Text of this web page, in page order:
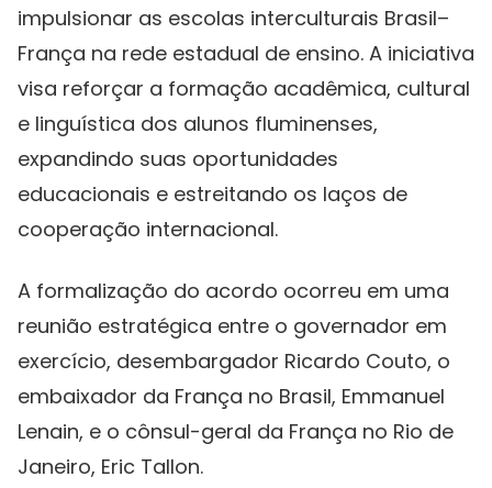
impulsionar as escolas interculturais Brasil–
França na rede estadual de ensino. A iniciativa
visa reforçar a formação acadêmica, cultural
e linguística dos alunos fluminenses,
expandindo suas oportunidades
educacionais e estreitando os laços de
cooperação internacional.
A formalização do acordo ocorreu em uma
reunião estratégica entre o governador em
exercício, desembargador Ricardo Couto, o
embaixador da França no Brasil, Emmanuel
Lenain, e o cônsul-geral da França no Rio de
Janeiro, Eric Tallon.